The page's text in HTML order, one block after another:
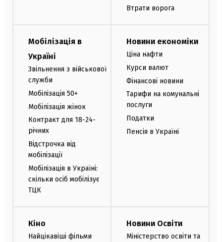
Втрати ворога
Мобілізація в
Україні
Звільнення з військової
служби
Мобілізація 50+
Мобілізація жінок
Контракт для 18-24-
річних
Відстрочка від
мобілізації
Мобілізація в Україні:
скільки осіб мобілізує
ТЦК
Новини економіки
Ціна нафти
Курси валют
Фінансові новини
Тарифи на комунальні
послуги
Податки
Пенсія в Україні
Кіно
Найцікавіші фільми
Новини Освіти
Міністерство освіти та